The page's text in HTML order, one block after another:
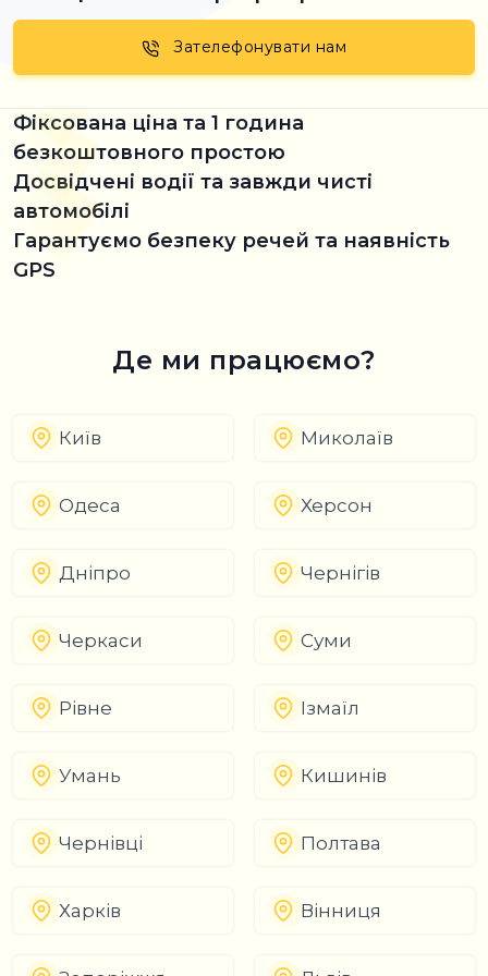
Зателефонувати нам
Фіксована ціна та 1 година
безкоштовного простою
Досвідчені водії та завжди чисті
автомобілі
Гарантуємо безпеку речей та наявність
GPS
Де ми працюємо?
Київ Миколаїв
Одеса Херсон
Дніпро Чернігів
Черкаси Суми
Рівне Ізмаїл
Умань Кишинів
Чернівці Полтава
Харків Вінниця